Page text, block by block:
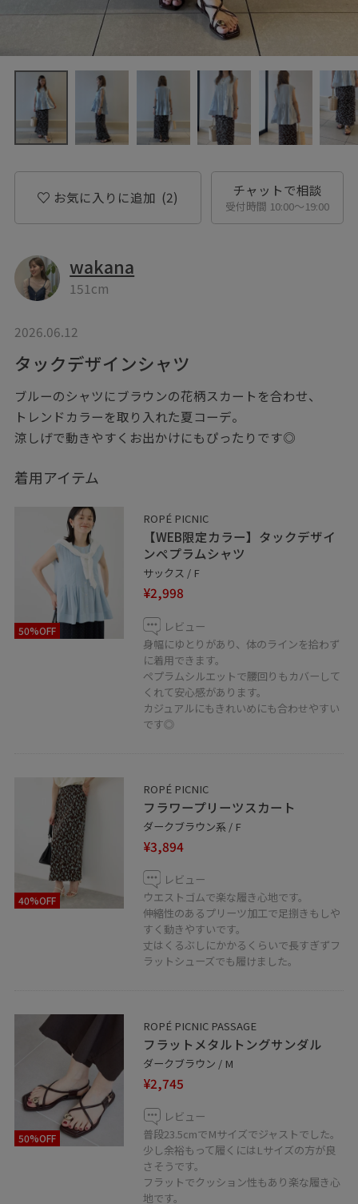
お気に入りに追加 (2) チャットで相談
受付時間 10:00〜19:00
wakana
151cm
2026.06.12
タックデザインシャツ
ブルーのシャツにブラウンの花柄スカートを合わせ、
トレンドカラーを取り入れた夏コーデ。
涼しげで動きやすくお出かけにもぴったりです◎
着用アイテム
50%OFF
ROPÉ PICNIC
【WEB限定カラー】タックデザイ
ンペプラムシャツ
サックス / F
¥2,998
レビュー
身幅にゆとりがあり、体のラインを拾わず
に着用できます。
ペプラムシルエットで腰回りもカバーして
くれて安心感があります。
カジュアルにもきれいめにも合わせやすい
です◎
40%OFF
ROPÉ PICNIC
フラワープリーツスカート
ダークブラウン系 / F
¥3,894
レビュー
ウエストゴムで楽な履き心地です。
伸縮性のあるプリーツ加工で足捌きもしや
すく動きやすいです。
丈はくるぶしにかかるくらいで長すぎずフ
ラットシューズでも履けました。
50%OFF
ROPÉ PICNIC PASSAGE
フラットメタルトングサンダル
ダークブラウン / M
¥2,745
レビュー
普段23.5cmでMサイズでジャストでした。
少し余裕もって履くにはLサイズの方が良
さそうです。
フラットでクッション性もあり楽な履き心
地です。